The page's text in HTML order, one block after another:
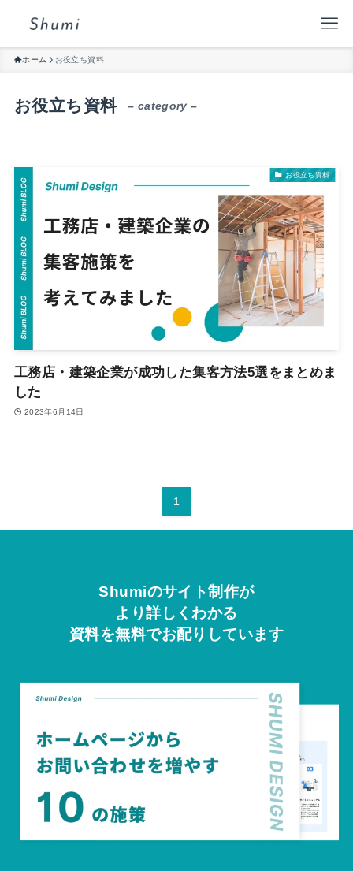
ホーム お役立ち資料
お役立ち資料 – category –
お役立ち資料
工務店・建築企業が成功した集客方法5選をまとめま
した
2023年6月14日
1
Shumiのサイト制作が
より詳しくわかる
資料を無料でお配りしています